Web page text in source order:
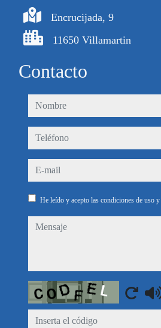
Encrucijada, 9
11650 Villamartin
Contacto
nombre
teléfono
e-mail
He leído y acepto las condiciones de uso y
mensaje
Captcha